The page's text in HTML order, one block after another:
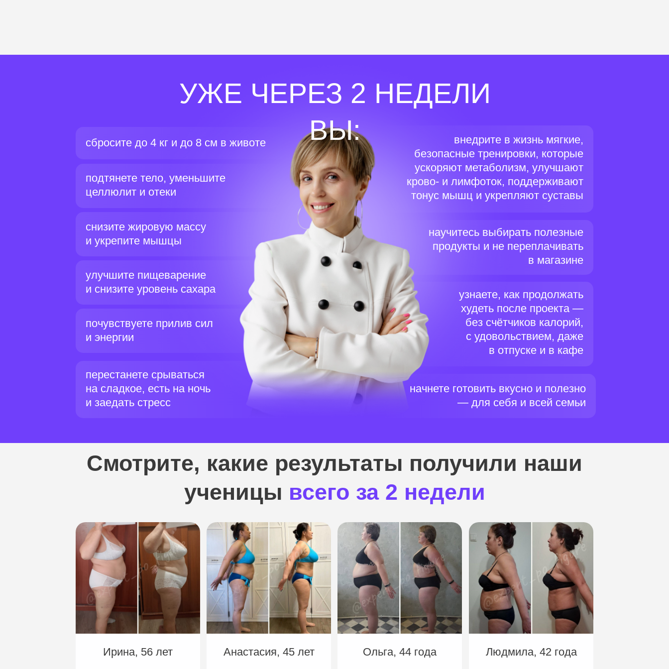
начнете готовить вкусно и полезно
— для себя и всей семьи
узнаете, как продолжать
худеть после проекта —
без счётчиков калорий,
с удовольствием, даже
в отпуске и в кафе
научитесь выбирать полезные
продукты и не переплачивать
в магазине
внедрите в жизнь мягкие,
безопасные тренировки, которые
ускоряют метаболизм, улучшают
крово- и лимфоток, поддерживают
тонус мышц и укрепляют суставы
перестанете срываться
на сладкое, есть на ночь
и заедать стресс
почувствуете прилив сил
и энергии
улучшите пищеварение
и снизите уровень сахара
снизите жировую массу
и укрепите мышцы
подтянете тело, уменьшите
целлюлит и отеки
сбросите до 4 кг и до 8 см в животе
УЖЕ ЧЕРЕЗ 2 НЕДЕЛИ
ВЫ:
Смотрите, какие результаты получили наши
ученицы всего за 2 недели
Людмила, 42 года
Ольга, 44 года
Анастасия, 45 лет
Ирина, 56 лет